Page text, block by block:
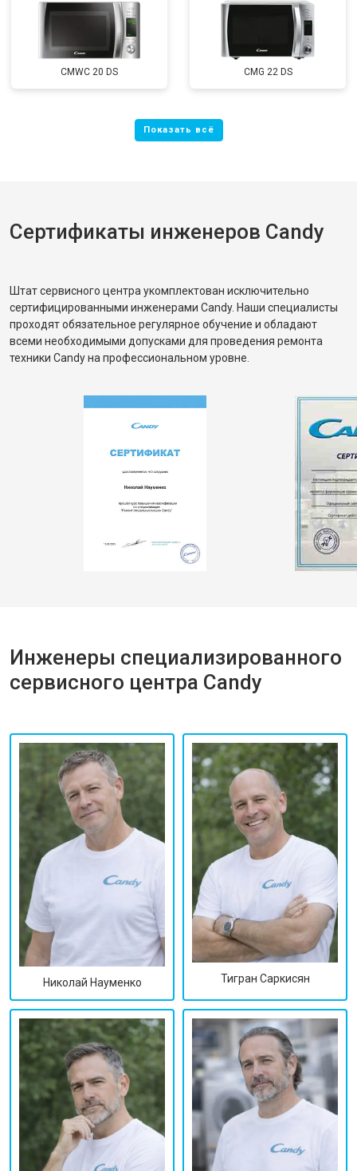
CMWC 20 DS CMG 22 DS
Сертификаты инженеров Candy
Штат сервисного центра укомплектован исключительно
сертифицированными инженерами Candy. Наши специалисты
проходят обязательное регулярное обучение и обладают
всеми необходимыми допусками для проведения ремонта
техники Candy на профессиональном уровне.
Инженеры специализированного
сервисного центра Candy
Николай Науменко Тигран Саркисян